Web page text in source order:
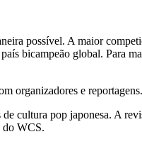
possível. A maior
bicampeão global. Para
organizadores e reportagens.
cultura pop japonesa. A
do WCS.